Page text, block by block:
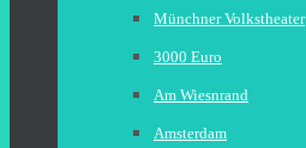
Münchner Volkstheater
3000 Euro
Am Wiesnrand
Amsterdam